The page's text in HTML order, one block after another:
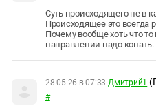
Суть происходящего не в
Происходящее это всегда
Почему вообще хоть что
направлении надо копать.
28.05.26 в 07:33 Дмитрий1
#